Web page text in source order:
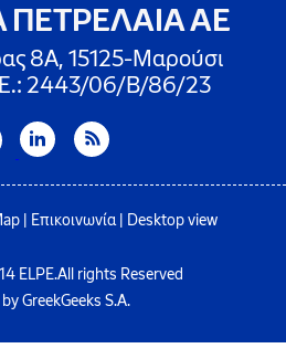
ΠΕΤΡΕΛΑΙΑ ΑΕ
8A, 15125-Μαρούσι
2443/06/Β/86/23
Επικοινωνία| Desktop view
ELPE.All rights Reserved
GreekGeeks S.A.